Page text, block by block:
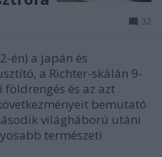
32
én) a japán és
a Richter-skálán 9-
földrengés és az azt
bemutató
világháború utáni
természeti